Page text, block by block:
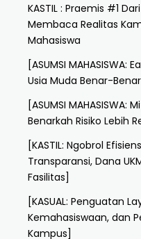
KASTIL : Praemis #1
Membaca Realitas
Mahasiswa
[ASUMSI
Usia Muda Benar-
[ASUMSI MAHASISWA:
Benarkah Risiko Lebih
[KASTIL: Ngobrol
Transparansi, Dana
Fasilitas]
[KASUAL: Penguatan
Kemahasiswaan, dan
Kampus]